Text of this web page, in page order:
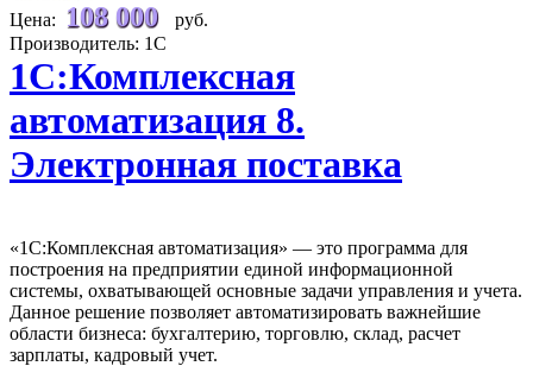
Цена: 108 000
руб.
Производитель: 1С
1С:Комплексная
автоматизация 8.
Электронная поставка
«1С:Комплексная автоматизация» — это программа для
построения на предприятии единой информационной
системы, охватывающей основные задачи управления и учета.
Данное решение позволяет автоматизировать важнейшие
области бизнеса: бухгалтерию, торговлю, склад, расчет
зарплаты, кадровый учет.